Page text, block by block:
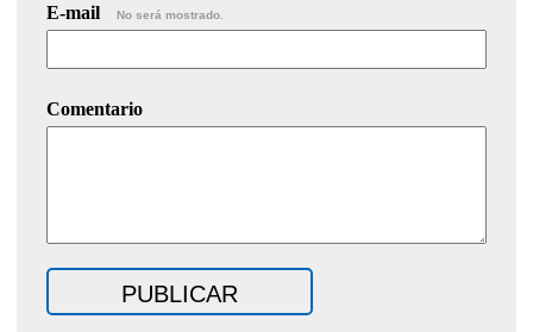
E-mail No será mostrado.
Comentario